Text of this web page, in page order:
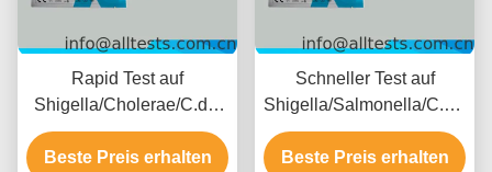
Rapid Test auf
Shigella/Cholerae/C.diff
bei bakteriellem Durchfall
mit einer Lesezeit von 10
Beste Preis erhalten
Schneller Test auf
Shigella/Salmonella/C.diff
bei bakteriellem Durchfall
mit schnellen
Beste Preis erhalten